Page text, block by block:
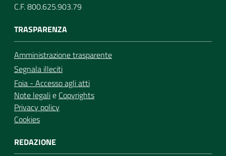
C.F. 800.625.903.79
TRASPARENZA
Amministrazione trasparente
Segnala illeciti
Foia - Accesso agli atti
Note legalie Copyrights
Privacy policy
Cookies
REDAZIONE